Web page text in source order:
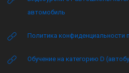
автомобиль
Политика конфиденциальности
Обучение на категорию D